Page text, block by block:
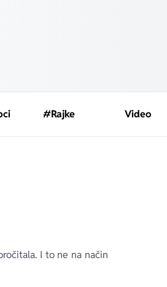
#Rajke Video
I to ne na način